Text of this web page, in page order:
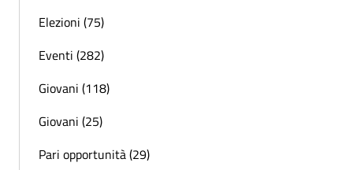
Elezioni (75)
Eventi (282)
Giovani (118)
Giovani (25)
Pari opportunità (29)